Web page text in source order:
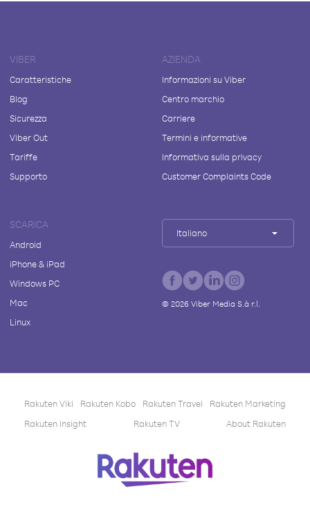
VIBER
Caratteristiche
Blog
Sicurezza
Viber Out
Tariffe
Supporto
AZIENDA
Informazioni su Viber
Centro marchio
Carriere
Termini e informative
Informativa sulla privacy
Customer Complaints Code
SCARICA
Android
iPhone & iPad
Windows PC
Mac
Linux
Italiano
© 2026Viber Media S.à r.l.
Rakuten Viki Rakuten Kobo Rakuten Travel
Rakuten Marketing
Rakuten Insight
Rakuten TV About Rakuten